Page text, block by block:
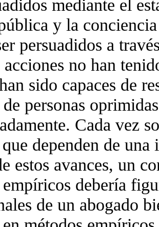
mediante el
y la
persuadidos a
acciones no han
sido capaces de
personas
Cada vez
dependen de
estos avances, un
debería
de un abogado